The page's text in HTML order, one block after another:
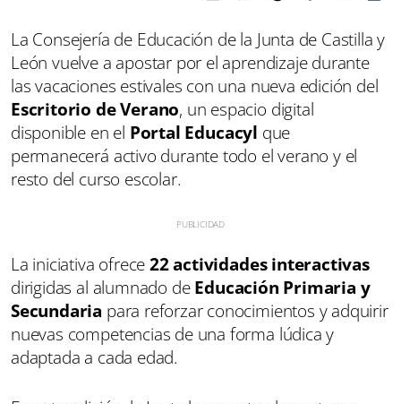
La Consejería de Educación de la Junta de Castilla y
León vuelve a apostar por el aprendizaje durante
las vacaciones estivales con una nueva edición del
Escritorio de Verano, un espacio digital
disponible en el Portal Educacyl que
permanecerá activo durante todo el verano y el
resto del curso escolar.
La iniciativa ofrece22 actividades interactivas
dirigidas al alumnado deEducación Primaria y
Secundaria para reforzar conocimientos y adquirir
nuevas competencias de una forma lúdica y
adaptada a cada edad.